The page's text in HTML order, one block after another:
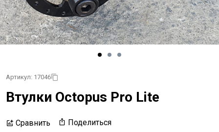
Артикул: 17046
Втулки Octopus Pro Lite
Сравнить Поделиться